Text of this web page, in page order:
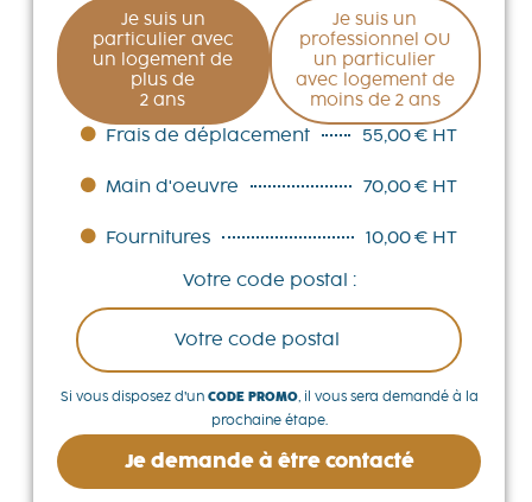
Je suis un
particulier avec
un logement de
plus de
2 ans
Je suis un
professionnel OU
un particulier
avec logement de
moins de 2 ans
Frais de déplacement 55,00 € HT
Main d'oeuvre 70,00 € HT
Fournitures
10,00 € HT
Votre code postal :
Si vous disposez d’un CODE PROMO, il vous sera demandé à la
prochaine étape.
Je demande à être contacté